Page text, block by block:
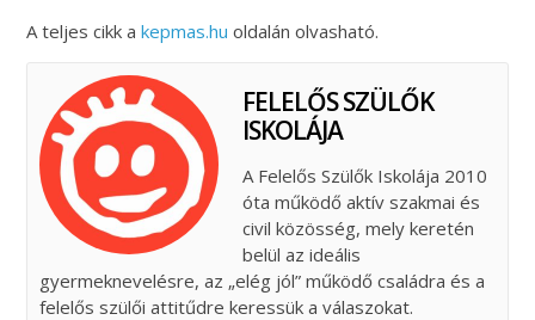
A teljes cikk akepmas.hu oldalán olvasható.
FELELŐS SZÜLŐK
ISKOLÁJA
A Felelős Szülők Iskolája 2010
óta működő aktív szakmai és
civil közösség, mely keretén
belül az ideális
gyermeknevelésre, az „elég jól” működő családra és a
felelős szülői attitűdre keressük a válaszokat.